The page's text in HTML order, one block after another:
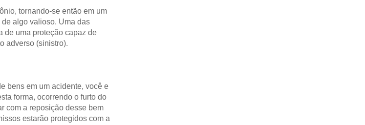
tornando-se então em um
algo valioso. Uma das
de uma proteção capaz de
adverso (sinistro).
bens em um acidente, você e
forma, ocorrendo o furto do
com a reposição desse bem
estarão protegidos com a